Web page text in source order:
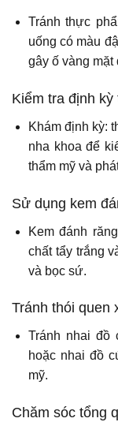
Tránh thực
uống có màu
gây ố vàng mặt
Kiểm tra định kỳ
Khám định kỳ:
nha khoa để
thẩm mỹ và
Sử dụng kem
Kem đánh
chất tẩy trắng
và bọc sứ.
Tránh thói quen
Tránh nhai đồ
hoặc nhai đồ
mỹ.
Chăm sóc tổng